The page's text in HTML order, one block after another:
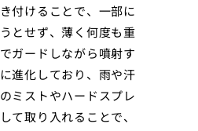
付けることで、一部に
とせず、薄く何度も重
ガードしながら噴射す
進化しており、雨や汗
ミストやハードスプレ
て取り入れることで、